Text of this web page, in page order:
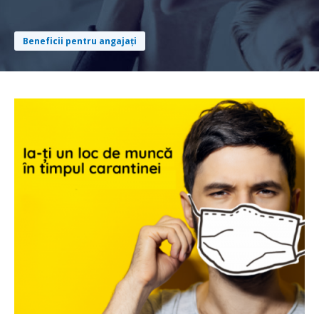
Beneficii pentru angajați